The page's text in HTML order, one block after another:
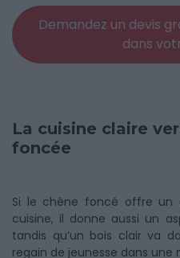
Demandez un devis
dans
La cuisine claire
foncée
Si le chêne foncé offre
cuisine, il donne aussi un
tandis qu’un bois clair va
regain de jeunesse dans une